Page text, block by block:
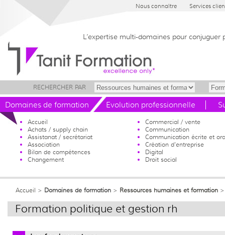
Nous connaître Services
L’expertise multi-domaines pour
RECHERCHER PAR
Domaines de formation Evolution professionnelle
Accueil
Achats / supply chain
Assistanat / secrétariat
Association
Bilan de compétences
Changement
Commercial / vente
Communication
Communication écrite et
Création d'entreprise
Digital
Droit social
Accueil > Domaines de formation > Ressources humaines et formation
Formation politique et gestion rh